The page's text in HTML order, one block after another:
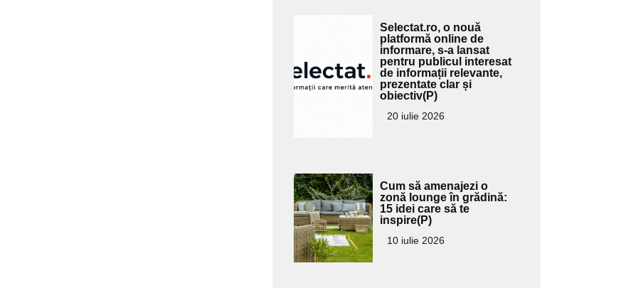
subtitlu
Selectat.ro, o nouă
platformă online de
informare, s-a lansat
pentru publicul interesat
de informații relevante,
prezentate clar și
obiectiv(P)
20 iulie 2026
Adaugă
aici textul
pentru
subtitlu
Cum să amenajezi o
zonă lounge în grădină:
15 idei care să te
inspire(P)
10 iulie 2026